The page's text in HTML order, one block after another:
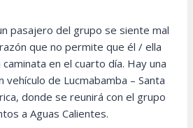
pasajero del grupo se siente mal
que no permite que él / ella
en el cuarto día. Hay una
vehículo de Lucmabamba – Santa
donde se reunirá con el grupo
a Aguas Calientes.